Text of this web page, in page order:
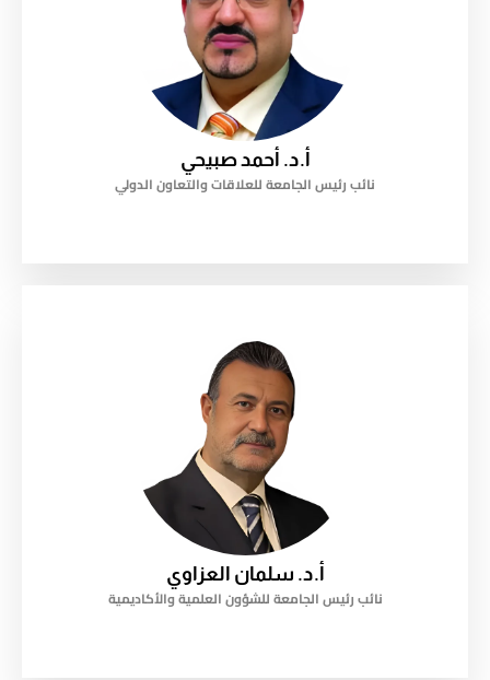
أ.د. أحمد صبيحي
نائب رئيس الجامعة للعلاقات والتعاون الدولي
أ.د. سلمان العزاوي
نائب رئيس الجامعة للشؤون العلمية والأكاديمية